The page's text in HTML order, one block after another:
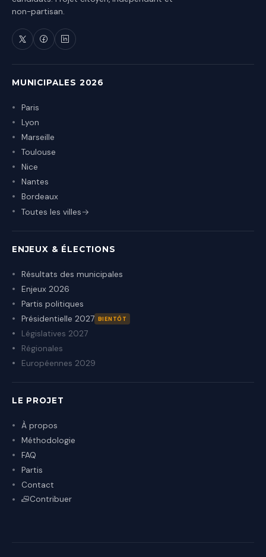
non-partisan.
MUNICIPALES 2026
Paris
Lyon
Marseille
Toulouse
Nice
Nantes
Bordeaux
Toutes les villes
ENJEUX & ÉLECTIONS
Résultats des municipales
Enjeux 2026
Partis politiques
Présidentielle 2027 BIENTÔT
Législatives 2027
Régionales
Européennes 2029
LE PROJET
À propos
Méthodologie
FAQ
Partis
Contact
Contribuer